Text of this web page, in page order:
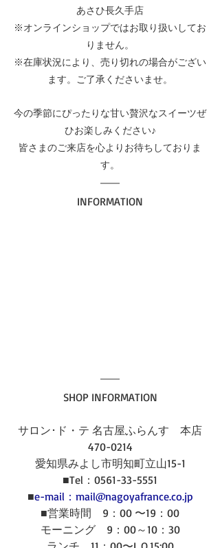
あさひ長久手店
※オンラインショップではお取り扱いしてお
りません。
※在庫状況により、売り切れの場合がござい
ます。ご了承くださいませ。
今の季節にぴったりな甘い贅沢なスイーツぜ
ひお楽しみください♪
皆さまのご来店を心よりお待ちしておりま
す。
INFORMATION
SHOP INFORMATION
サロン･ド・テ 名古屋ふらんす　本店
470-0214
愛知県みよし市明知町立山15-1
■Tel：0561-33-5551
■e-mail：mail@nagoyafrance.co.jp
■営業時間　9：00 〜19：00
モーニング　9：00～10：30